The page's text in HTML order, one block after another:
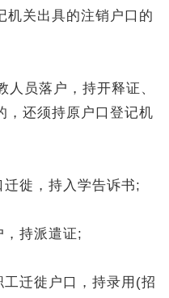
机关出具的注销户口的
员落户，持开释证、
，还须持原户口登记机
徙，持入学告诉书;
持派遣证;
迁徙户口，持录用(招